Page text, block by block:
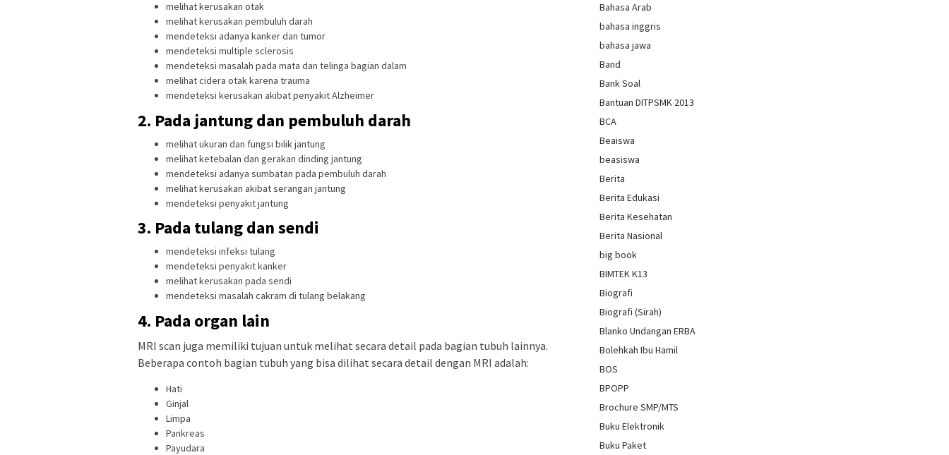
melihat kerusakan otak
melihat kerusakan pembuluh darah
mendeteksi adanya kanker dan tumor
mendeteksi multiple sclerosis
mendeteksi masalah pada mata dan telinga bagian dalam
melihat cidera otak karena trauma
mendeteksi kerusakan akibat penyakit Alzheimer
2. Pada jantung dan pembuluh darah
melihat ukuran dan fungsi bilik jantung
melihat ketebalan dan gerakan dinding jantung
mendeteksi adanya sumbatan pada pembuluh darah
melihat kerusakan akibat serangan jantung
mendeteksi penyakit jantung
3. Pada tulang dan sendi
mendeteksi infeksi tulang
mendeteksi penyakit kanker
melihat kerusakan pada sendi
mendeteksi masalah cakram di tulang belakang
4. Pada organ lain
MRI scan juga memiliki tujuan untuk melihat secara detail pada bagian tubuh lainnya.
Beberapa contoh bagian tubuh yang bisa dilihat secara detail dengan MRI adalah:
Hati
Ginjal
Limpa
Pankreas
Payudara
Bahasa Arab
bahasa inggris
bahasa jawa
Band
Bank Soal
Bantuan DITPSMK 2013
BCA
Beaiswa
beasiswa
Berita
Berita Edukasi
Berita Kesehatan
Berita Nasional
big book
BIMTEK K13
Biografi
Biografi (Sirah)
Blanko Undangan ERBA
Bolehkah Ibu Hamil
BOS
BPOPP
Brochure SMP/MTS
Buku Elektronik
Buku Paket